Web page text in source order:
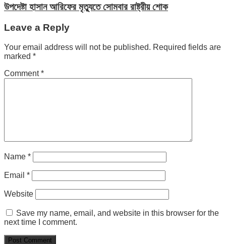
উপদেষ্টা হাসান আরিফের মৃত্যুতে সোমবার রাষ্ট্রীয় শোক
Leave a Reply
Your email address will not be published. Required fields are
marked *
Comment*
Name *
Email *
Website
Save my name, email, and website in this browser for the
next time I comment.